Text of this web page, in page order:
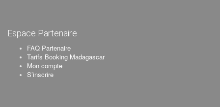
Espace Partenaire
FAQ Partenaire
Tarifs Booking Madagascar
Mon compte
S’inscrire